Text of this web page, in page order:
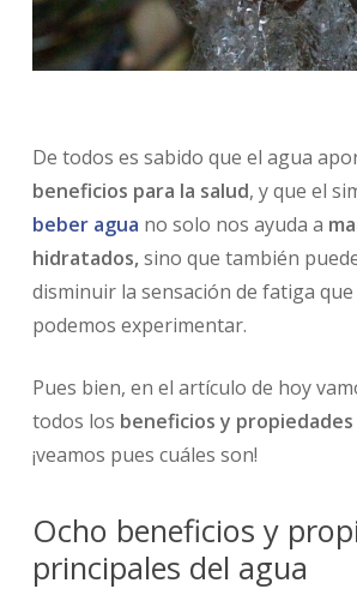
De todos es sabido que el agua
beneficios para la salud, y que el
beber agua no solo nos ayuda a
hidratados,sino que también
disminuir la sensación de fatiga
podemos experimentar.
Pues bien, en el artículo de hoy
todos los beneficios y propiedades
¡veamos pues cuáles son!
Ocho beneficios y
principales del agua